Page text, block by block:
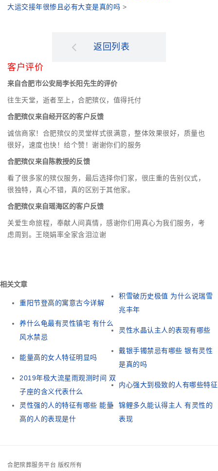
大运交接年很惨且必有大变是真的吗 >
返回列表
客户评价
来自合肥市公安局李长阳先生的评价
往生天堂，逝者至上，合肥殡仪，值得托付
合肥殡仪来自经开区的客户反馈
诚信商家！合肥殡仪的灵堂样式很满意，整体效果很好，质量也
很好，速度也快！给个赞！谢谢你们的服务
合肥殡仪来自陈教授的反馈
看了很多家的殡仪服务，最后选择你们家，很庄重的告别仪式，
很独特，真心不错，真的区别于其他家。
合肥殡仪来自瑶海区的客户反馈
关爱生命旅程，奉献人间真情，感谢你们用真心为我们服务，考
虑周到。王晓娟率全家含泪泣谢
相关文章
重阳节登高的寓意古今详解
积雪破历史极值 为什么说瑞雪
兆丰年
养什么龟最有灵性镇宅 有什么
风水禁忌
灵性水晶认主人的表现有哪些
能量高的女人特征明显吗
戴银手镯禁忌有哪些 银有灵性
是真的吗
2019年极大流星雨观测时间 双
子座的含义代表什么
内心强大到极致的人有哪些特征
灵性强的人的特征有哪些 能量
高的人的表现是什
锦鲤多久能认得主人 有灵性的
表现
合肥殡葬服务平台 版权所有